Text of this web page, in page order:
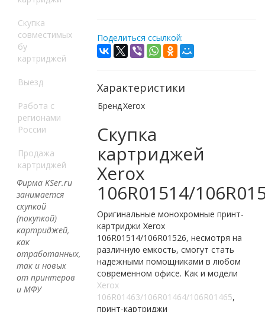
Скупка
совместимых
бу
картриджей
Выезд
Работа с
регионами
России
Продажа
картриджей
Фирма KSer.ru
занимается
скупкой
(покупкой)
картриджей,
как
отработанных,
так и новых
от принтеров
и МФУ
Поделиться ссылкой:
Характеристики
БрендXerox
Скупка
картриджей
Xerox
106R01514/
Оригинальные монохромные принт-
картриджи Xerox
106R01514/106R01526, несмотря на
различную емкость, смогут стать
надежными помощниками в любом
современном офисе. Как и модели
Xerox
106R01463/106R01464/106R01465,
принт-картриджи